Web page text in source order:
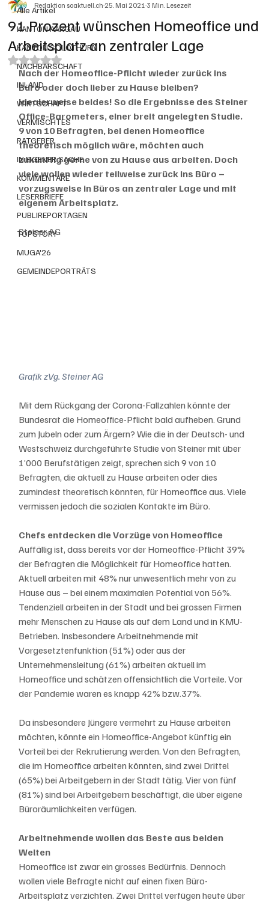
Alle Artikel
KANTON AARGAU
KANTON SOLOTHURN
NACHBARSCHAFT
INLAND
WIRTSCHAFT
VERMISCHTES
RATGEBER
IN EIGENER SACHE
KOMMENTARE
LESERBRIEFE
PUBLIREPORTAGEN
TOPSTORY
MUGA'26
GEMEINDEPORTRÄTS
91 Prozent wünschen Homeoffice und
Arbeitsplatz an zentraler Lage
Redaktion soaktuell.ch25. Mai 20213 Min. Lesezeit
Mit NaN von 5 Sternen bewertet.
Nach der Homeoffice-Pflicht wieder zurück ins
Büro oder doch lieber zu Hause bleiben?
Idealerweise beides! So die Ergebnisse des Steiner
Office-Barometers, einer breit angelegten Studie.
9 von 10 Befragten, bei denen Homeoffice
theoretisch möglich wäre, möchten auch
zukünftig gerne von zu Hause aus arbeiten. Doch
viele wollen wieder teilweise zurück ins Büro –
vorzugsweise in Büros an zentraler Lage und mit
eigenem Arbeitsplatz.
Steiner AG
Grafik zVg. Steiner AG
Mit dem Rückgang der Corona-Fallzahlen könnte der
Bundesrat die Homeoffice-Pflicht bald aufheben. Grund
zum Jubeln oder zum Ärgern? Wie die in der Deutsch- und
Westschweiz durchgeführte Studie von Steiner mit über
1’000 Berufstätigen zeigt, sprechen sich 9 von 10
Befragten, die aktuell zu Hause arbeiten oder dies
zumindest theoretisch könnten, für Homeoffice aus. Viele
vermissen jedoch die sozialen Kontakte im Büro.
Chefs entdecken die Vorzüge von Homeoffice
Auffällig ist, dass bereits vor der Homeoffice-Pflicht 39%
der Befragten die Möglichkeit für Homeoffice hatten.
Aktuell arbeiten mit 48% nur unwesentlich mehr von zu
Hause aus – bei einem maximalen Potential von 56%.
Tendenziell arbeiten in der Stadt und bei grossen Firmen
mehr Menschen zu Hause als auf dem Land und in KMU-
Betrieben. Insbesondere Arbeitnehmende mit
Vorgesetztenfunktion (51%) oder aus der
Unternehmensleitung (61%) arbeiten aktuell im
Homeoffice und schätzen offensichtlich die Vorteile. Vor
der Pandemie waren es knapp 42% bzw.37%.
Da insbesondere Jüngere vermehrt zu Hause arbeiten
möchten, könnte ein Homeoffice-Angebot künftig ein
Vorteil bei der Rekrutierung werden. Von den Befragten,
die im Homeoffice arbeiten könnten, sind zwei Drittel
(65%) bei Arbeitgebern in der Stadt tätig. Vier von fünf
(81%) sind bei Arbeitgebern beschäftigt, die über eigene
Büroräumlichkeiten verfügen.
Arbeitnehmende wollen das Beste aus beiden
Welten
Homeoffice ist zwar ein grosses Bedürfnis. Dennoch
wollen viele Befragte nicht auf einen fixen Büro-
Arbeitsplatz verzichten. Zwei Drittel verfügen heute über